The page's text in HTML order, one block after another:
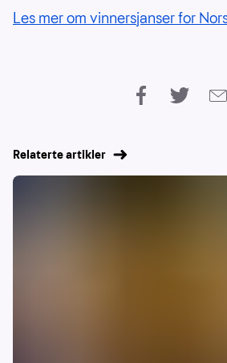
Les mer om vinnersjanser for
Relaterte artikler